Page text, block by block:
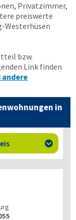
Privatzimmer,
preiswerte
Westerhüsen
bzw.
Link finden
andere
in
